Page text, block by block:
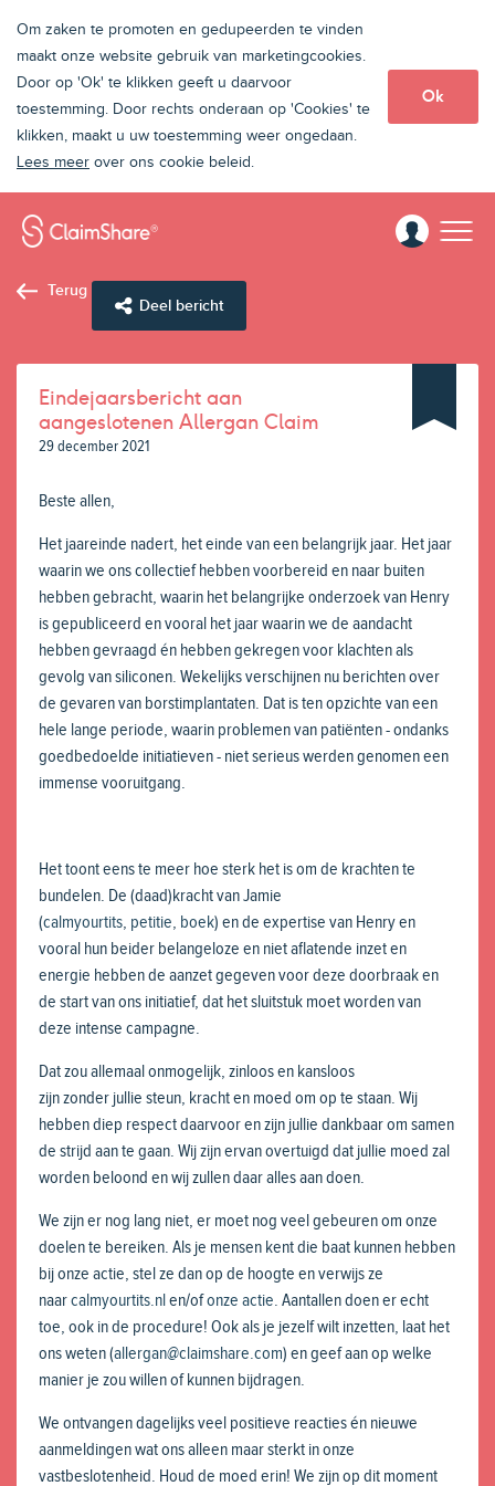
Om zaken te promoten en gedupeerden te vinden
maakt onze website gebruik van marketingcookies.
Door op 'Ok' te klikken geeft u daarvoor
toestemming. Door rechts onderaan op 'Cookies' te
klikken, maakt u uw toestemming weer ongedaan.
Lees meer over ons cookie beleid.
Ok
Terug
Deel bericht
Eindejaarsbericht aan
aangeslotenen Allergan Claim
29 december 2021
Beste allen,
Het jaareinde nadert, het einde van een belangrijk jaar. Het jaar
waarin we ons collectief hebben voorbereid en naar buiten
hebben gebracht, waarin het belangrijke onderzoek van Henry
is gepubliceerd en vooral het jaar waarin we de aandacht
hebben gevraagd én hebben gekregen voor klachten als
gevolg van siliconen. Wekelijks verschijnen nu berichten over
de gevaren van borstimplantaten. Dat is ten opzichte van een
hele lange periode, waarin problemen van patiënten - ondanks
goedbedoelde initiatieven - niet serieus werden genomen een
immense vooruitgang.
Het toont eens te meer hoe sterk het is om de krachten te
bundelen. De (daad)kracht van Jamie
(calmyourtits, petitie, boek) en de expertise van Henry en
vooral hun beider belangeloze en niet aflatende inzet en
energie hebben de aanzet gegeven voor deze doorbraak en
de start van ons initiatief, dat het sluitstuk moet worden van
deze intense campagne.
Dat zou allemaal onmogelijk, zinloos en kansloos
zijn zonder jullie steun, kracht en moed om op te staan. Wij
hebben diep respect daarvoor en zijn jullie dankbaar om samen
de strijd aan te gaan. Wij zijn ervan overtuigd dat jullie moed zal
worden beloond en wij zullen daar alles aan doen.
We zijn er nog lang niet, er moet nog veel gebeuren om onze
doelen te bereiken. Als je mensen kent die baat kunnen hebben
bij onze actie, stel ze dan op de hoogte en verwijs ze
naarcalmyourtits.nlen/ofonze actie. Aantallen doen er echt
toe, ook in de procedure! Ook als je jezelf wilt inzetten, laat het
ons weten (allergan@claimshare.com) en geef aan op welke
manier je zou willen of kunnen bijdragen.
We ontvangen dagelijks veel positieve reacties én nieuwe
aanmeldingen wat ons alleen maar sterkt in onze
vastbeslotenheid. Houd de moed erin! We zijn op dit moment